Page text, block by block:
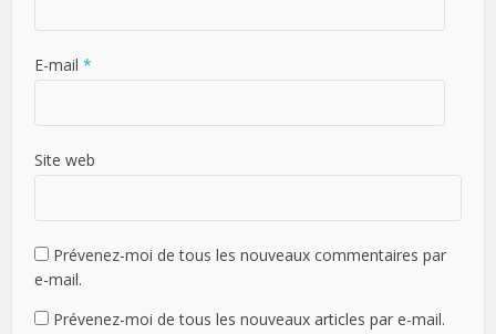
E-mail*
Site web
Prévenez-moi de tous les nouveaux commentaires par
e-mail.
Prévenez-moi de tous les nouveaux articles par e-mail.